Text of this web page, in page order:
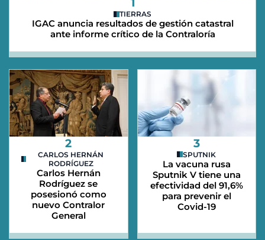
1
TIERRAS
IGAC anuncia resultados de gestión catastral
ante informe crítico de la Contraloría
2
CARLOS HERNÁN
RODRÍGUEZ
Carlos Hernán
Rodríguez se
posesionó como
nuevo Contralor
General
3
SPUTNIK
La vacuna rusa
Sputnik V tiene una
efectividad del 91,6%
para prevenir el
Covid-19